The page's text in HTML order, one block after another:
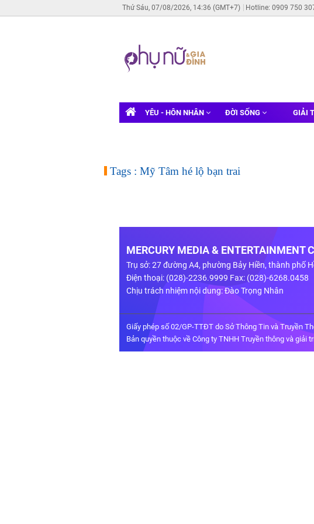
Thứ Sáu, 07/08/2026, 14:36 (GMT+7) Hotline: 0909 750
YÊU - HÔN NHÂN ĐỜI SỐNG GIẢI
Tags : Mỹ Tâm hé lộ bạn trai
MERCURY MEDIA & ENTERTAINMENT
Trụ sở: 27 đường A4, phường Bảy Hiền, thành phố
Điện thoại: (028)-2236.9999 Fax: (028)-6268.0458
Chịu trách nhiệm nội dung: Đào Trọng Nhân
Giấy phép số 02/GP-TTĐT do Sở Thông Tin và Truyền
Bản quyền thuộc về Công ty TNHH Truyền thông và